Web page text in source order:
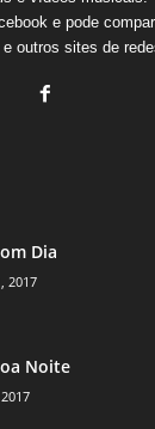
e pode
outros sites de
Dia
2017
Noite